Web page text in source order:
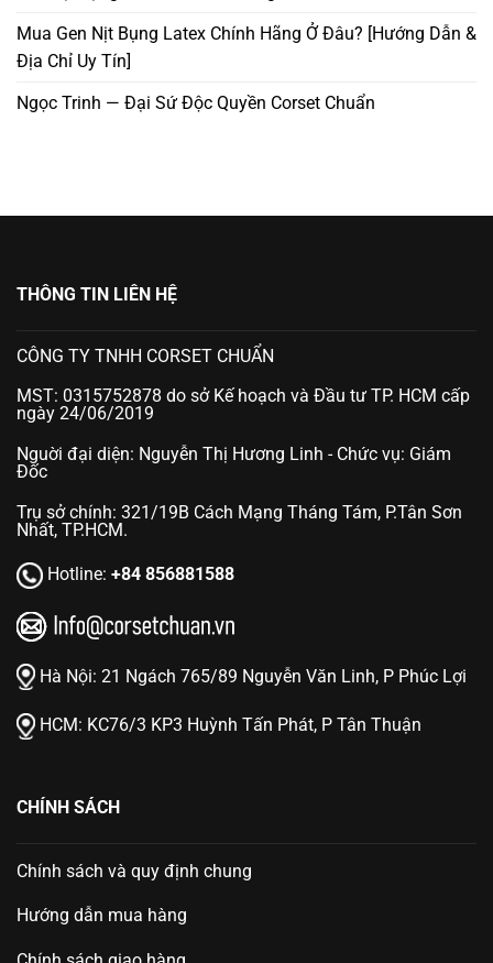
Mua Gen Nịt Bụng Latex Chính Hãng Ở Đâu? [Hướng Dẫn &
Địa Chỉ Uy Tín]
Ngọc Trinh — Đại Sứ Độc Quyền Corset Chuẩn
THÔNG TIN LIÊN HỆ
CÔNG TY TNHH CORSET CHUẨN
MST: 0315752878 do sở Kế hoạch và Đầu tư TP. HCM cấp
ngày 24/06/2019
Nguời đại diện: Nguyễn Thị Hương Linh - Chức vụ: Giám
Đốc
Trụ sở chính: 321/19B Cách Mạng Tháng Tám, P.Tân Sơn
Nhất, TP.HCM.
Hotline: +84 856881588
Hà Nội: 21 Ngách 765/89 Nguyễn Văn Linh, P Phúc Lợi
HCM: KC76/3 KP3 Huỳnh Tấn Phát, P Tân Thuận
CHÍNH SÁCH
Chính sách và quy định chung
Hướng dẫn mua hàng